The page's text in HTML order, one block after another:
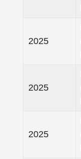
2025
2025
2025